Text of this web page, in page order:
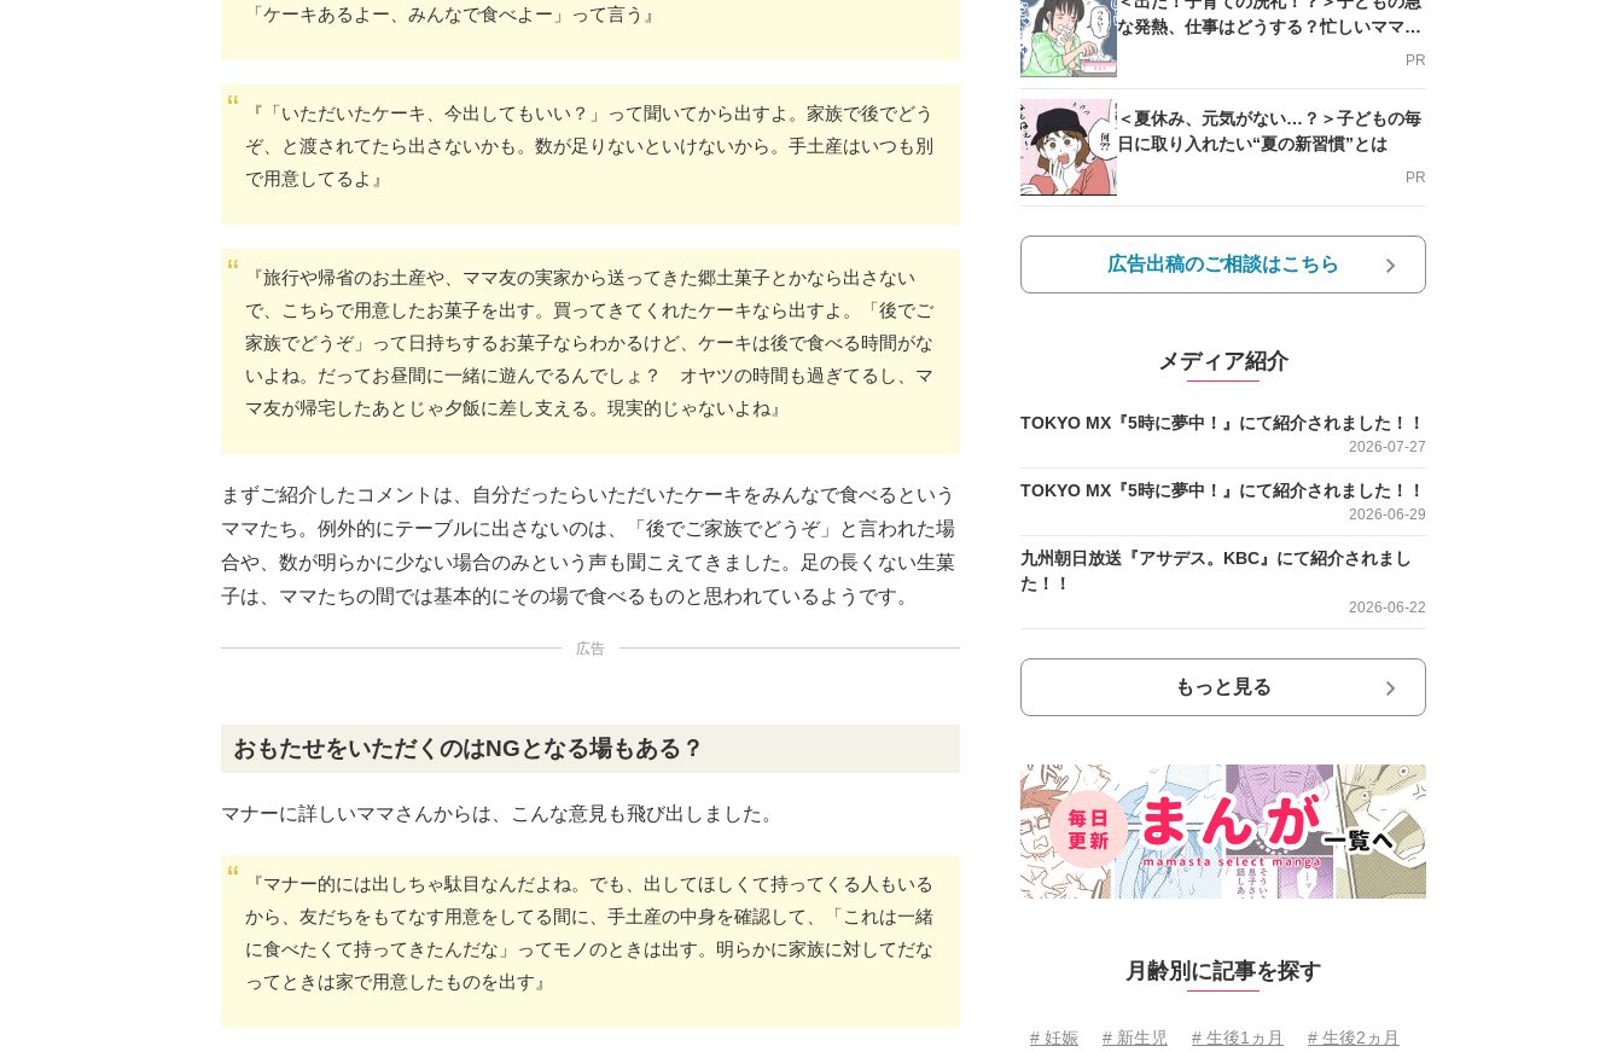
「ケーキあるよー、みんなで食べよー」って言う』
『「いただいたケーキ、今出してもいい？」って聞いてから出すよ。家族で後でどう
ぞ、と渡されてたら出さないかも。数が足りないといけないから。手土産はいつも別
で用意してるよ』
『旅行や帰省のお土産や、ママ友の実家から送ってきた郷土菓子とかなら出さない
で、こちらで用意したお菓子を出す。買ってきてくれたケーキなら出すよ。「後でご
家族でどうぞ」って日持ちするお菓子ならわかるけど、ケーキは後で食べる時間がな
いよね。だってお昼間に一緒に遊んでるんでしょ？ オヤツの時間も過ぎてるし、マ
マ友が帰宅したあとじゃ夕飯に差し支える。現実的じゃないよね』
まずご紹介したコメントは、自分だったらいただいたケーキをみんなで食べるという
ママたち。例外的にテーブルに出さないのは、「後でご家族でどうぞ」と言われた場
合や、数が明らかに少ない場合のみという声も聞こえてきました。足の長くない生菓
子は、ママたちの間では基本的にその場で食べるものと思われているようです。
広告
おもたせをいただくのはNGとなる場もある？
マナーに詳しいママさんからは、こんな意見も飛び出しました。
『マナー的には出しちゃ駄目なんだよね。でも、出してほしくて持ってくる人もいる
から、友だちをもてなす用意をしてる間に、手土産の中身を確認して、「これは一緒
に食べたくて持ってきたんだな」ってモノのときは出す。明らかに家族に対してだな
ってときは家で用意したものを出す』
な発熱、仕事はどうする？忙しいママを
PR
＜夏休み、元気がない…？＞子どもの毎
日に取り入れたい“夏の新習慣”とは
PR
広告出稿のご相談はこちら
メディア紹介
TOKYO MX『5時に夢中！』にて紹介されました！！
2026-07-27
TOKYO MX『5時に夢中！』にて紹介されました！！
2026-06-29
九州朝日放送『アサデス。KBC』にて紹介されまし
た！！
2026-06-22
もっと見る
月齢別に記事を探す
# 妊娠 # 新生児 # 生後1ヵ月
# 生後2ヵ月